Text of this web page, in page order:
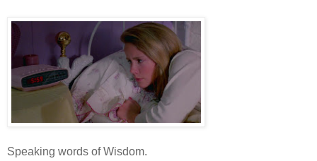
Speaking words of Wisdom.